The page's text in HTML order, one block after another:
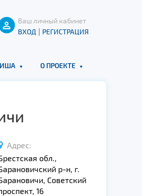
Ваш личный кабинет
ВХОД | РЕГИСТРАЦИЯ
О ПРОЕКТЕ
Адрес:
обл.,
р-н, г.
Советский
16